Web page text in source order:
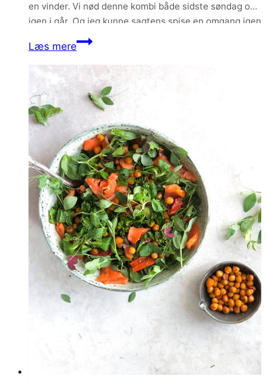
en vinder. Vi nød denne kombi både sidste søndag og
igen i går. Og jeg kunne sagtens spise en omgang igen
i morgen. Men det som indlægget her skal handle…
Læs mereBrioche